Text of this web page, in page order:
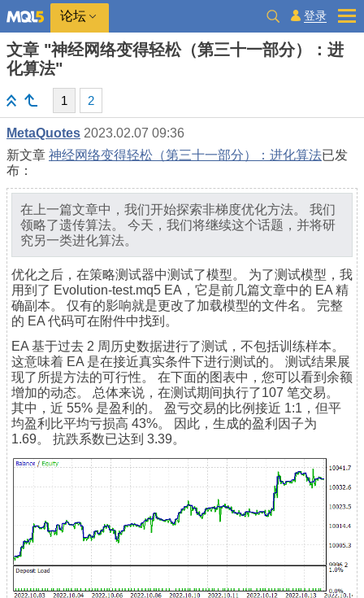
论坛 登录
文章 "神经网络变得轻松（第三十一部分）：进
化算法"
1 2
MetaQuotes 2023.02.07 09:36
新文章 神经网络变得轻松（第三十一部分）：进化算法已发
布：
在上一篇文章中，我们开始探索非梯度优化方法。 我们
领略了遗传算法。 今天，我们将继续这个话题，并将研
究另一类进化算法。
优化之后，在策略测试器中测试了模型。 为了测试模型，我
用到了 Evolution-test.mq5 EA，它是前几篇文章中的 EA 精
确副本。 仅有的影响就是更改了加载模型的文件名。 完整
的 EA 代码可在附件中找到。
EA 基于过去 2 周历史数据进行了测试，不包括训练样本。
这意味着 EA 是在接近真实条件下进行测试的。 测试结果展
现了所提方法的可行性。 在下面的图表中，您可以看到余额
增加的动态。 总体来说，在测试期间执行了107 笔交易。
其中，近 55% 是盈利的。 盈亏交易的比例接近 1:1，但平
均盈利比平均亏损高 43%。 因此，生成的盈利因子为
1.69。 抗跌系数已达到 3.39。